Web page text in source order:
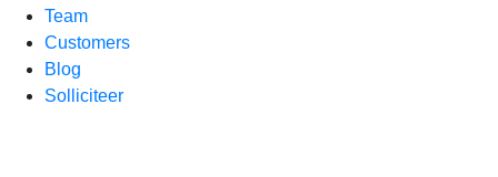
Team
Customers
Blog
Solliciteer